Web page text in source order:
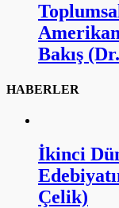
Bakış
HABERLER
İkinci
Çelik)